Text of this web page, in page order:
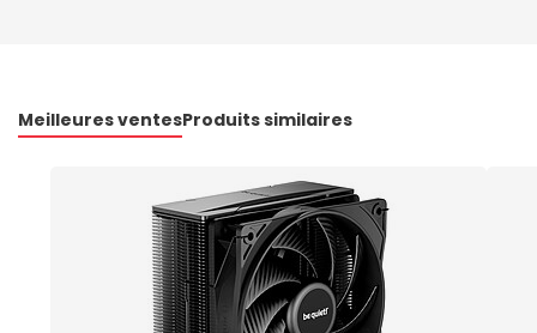
Meilleures ventesProduits similaires